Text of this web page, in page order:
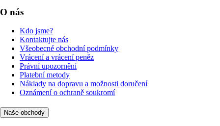
O nás
Kdo jsme?
Kontaktujte nás
Všeobecné obchodní podmínky
Vrácení a vrácení peněz
Právní upozornění
Platební metody
Náklady na dopravu a možnosti doručení
Oznámení o ochraně soukromí
Naše obchody